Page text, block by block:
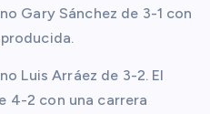
Gary Sánchez de 3-1 con
Luis Arráez de 3-2. El
4-2 con una carrera